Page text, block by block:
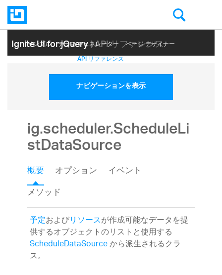
Ignite UI for jQuery| API リファレンス
サンプル テーマ ジェネレーター ページ デザイナー
ヘルプ トピック API リファレンス
ナビゲーションを表示
ig.scheduler.ScheduleLi
stDataSource
概要 オプション
イベント
メソッド
予定およびリソースが作成可能なデータを提
供するオブジェクトのリストと使用する
ScheduleDataSourceから派生されるクラ
ス。